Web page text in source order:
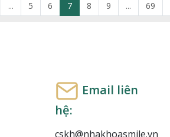
... 5 6 7 8 9 ... 69
Email liên
hệ:
cskh@nhakhoasmile.vn